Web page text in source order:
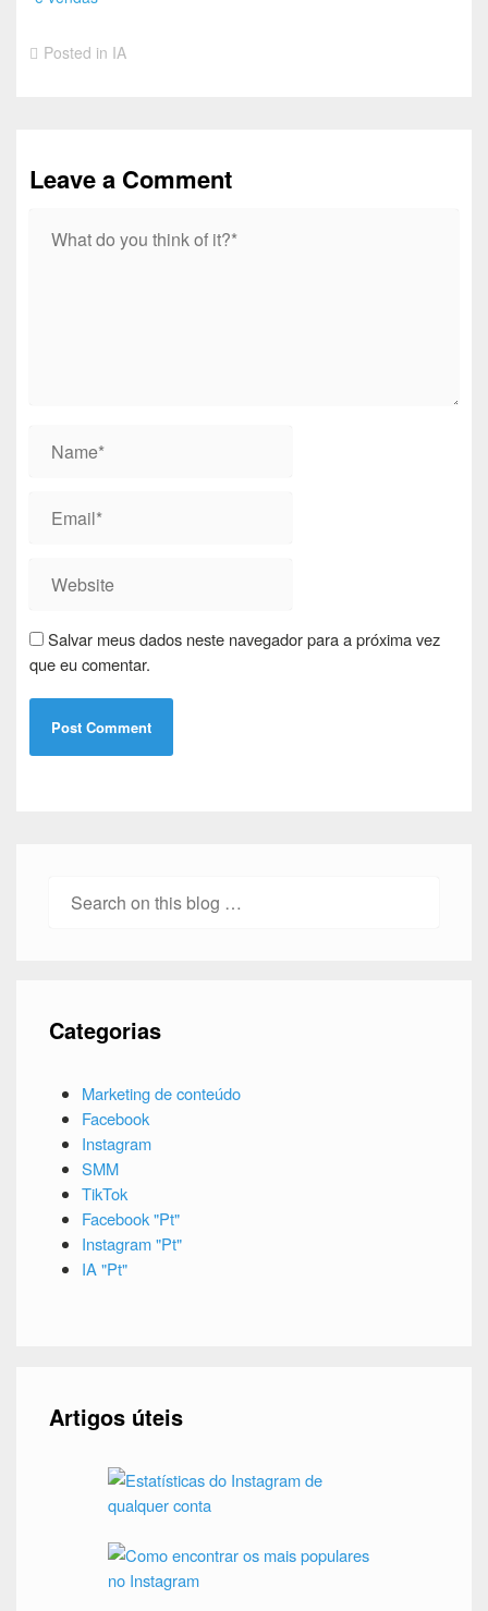
Posted in IA
Leave a Comment
Salvar meus dados neste navegador para a próxima vez
que eu comentar.
Categorias
Marketing de conteúdo
Facebook
Instagram
SMM
TikTok
Facebook "Pt"
Instagram "Pt"
IA "Pt"
Artigos úteis